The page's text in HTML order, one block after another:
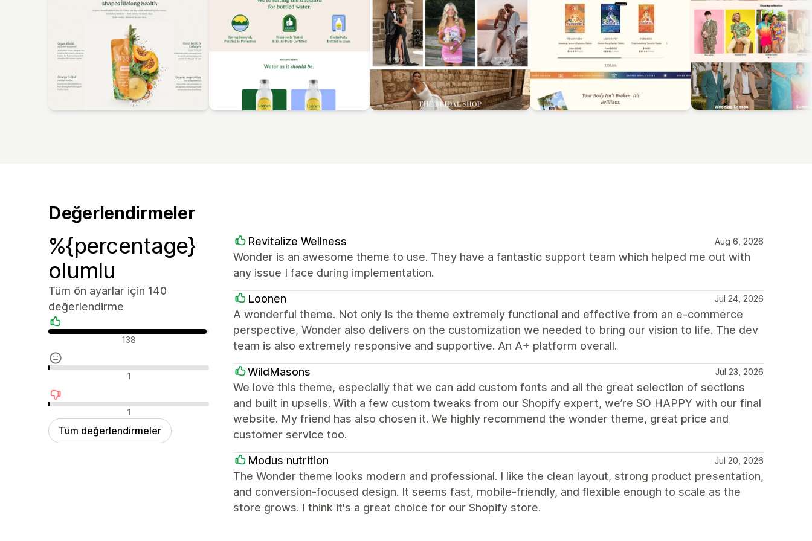
Değerlendirmeler
%{percentage}
olumlu
Tüm ön ayarlar için 140
değerlendirme
Olumlu değerlendirmeler
138
Nötr değerlendirmeler
1
Olumsuz değerlendirmeler
1
Tüm değerlendirmeler
Revitalize Wellness Aug 6, 2026
Wonder is an awesome theme to use. They have a fantastic support team which helped me out with
any issue I face during implementation.
Loonen Jul 24, 2026
A wonderful theme. Not only is the theme extremely functional and effective from an e-commerce
perspective, Wonder also delivers on the customization we needed to bring our vision to life. The dev
team is also extremely responsive and supportive. An A+ platform overall.
WildMasons Jul 23, 2026
We love this theme, especially that we can add custom fonts and all the great selection of sections
and built in upsells. With a few custom tweaks from our Shopify expert, we’re SO HAPPY with our final
website. My friend has also chosen it. We highly recommend the wonder theme, great price and
customer service too.
Modus nutrition Jul 20, 2026
The Wonder theme looks modern and professional. I like the clean layout, strong product presentation,
and conversion-focused design. It seems fast, mobile-friendly, and flexible enough to scale as the
store grows. I think it's a great choice for our Shopify store.